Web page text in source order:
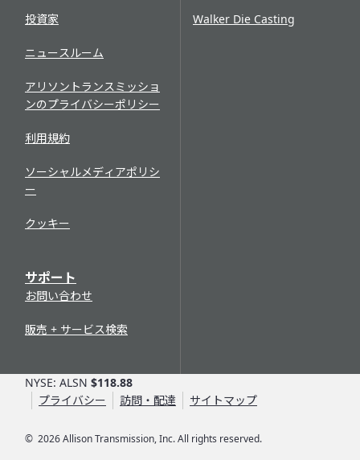
投資家
ニュースルーム
アリソントランスミッショ
ンのプライバシーポリシー
利用規約
ソーシャルメディアポリシ
ー
クッキー
サポート
お問い合わせ
販売 + サービス検索
Walker Die Casting
© 2026Allison Transmission, Inc. All rights reserved.
NYSE: ALSN $118.88
プライバシー
訪問・配達 サイトマップ